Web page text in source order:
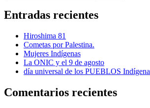
Entradas recientes
Hiroshima 81
Cometas por Palestina.
Mujeres Indígenas
La ONIC y el 9 de agosto
día universal de los PUEBLOS
Comentarios recientes